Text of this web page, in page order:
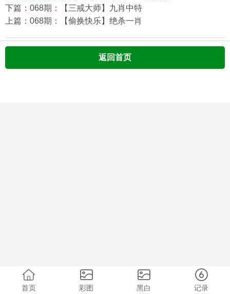
下篇：068期：【三戒大师】九肖中特
上篇：068期：【偷换快乐】绝杀一肖
返回首页
首页 彩图 黑白 记录